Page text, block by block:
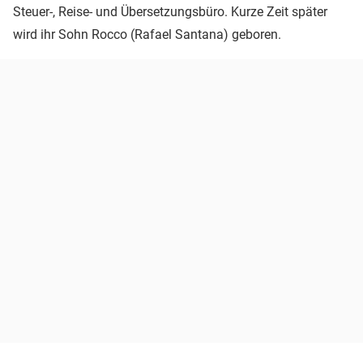
Steuer-, Reise- und Übersetzungsbüro. Kurze Zeit später
wird ihr Sohn Rocco (Rafael Santana) geboren.